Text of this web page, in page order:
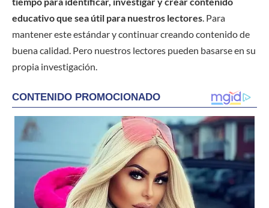
educativo que sea útil para nuestros lectores. Para
mantener este estándar y continuar creando contenido de
buena calidad. Pero nuestros lectores pueden basarse en su
propia investigación.